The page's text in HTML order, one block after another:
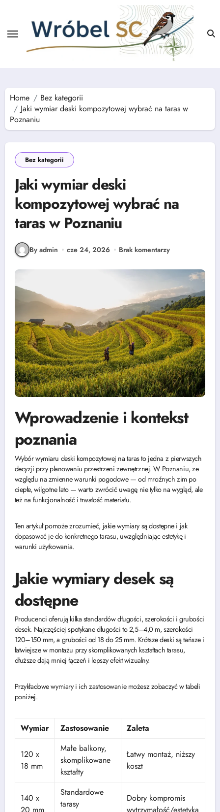
Home
Bez kategorii
Jaki wymiar deski kompozytowej wybrać na taras w
Poznaniu
Bez kategorii
Jaki wymiar deski
kompozytowej wybrać na
taras w Poznaniu
By admin cze 24, 2026 Brak komentarzy
Wprowadzenie i kontekst
poznania
Wybór wymiaru deski kompozytowej na taras to jedna z pierwszych
decyzji przy planowaniu przestrzeni zewnętrznej. W Poznaniu, ze
względu na zmienne warunki pogodowe — od mroźnych zim po
ciepłe, wilgotne lato — warto zwrócić uwagę nie tylko na wygląd, ale
też na funkcjonalność i trwałość materiału.
Ten artykuł pomoże zrozumieć, jakie wymiary są dostępne i jak
dopasować je do konkretnego tarasu, uwzględniając estetykę i
warunki użytkowania.
Jakie wymiary desek są
dostępne
Producenci oferują kilka standardów długości, szerokości i grubości
desek. Najczęściej spotykane długości to 2,5–4,0 m, szerokości
120–150 mm, a grubości od 18 do 25 mm. Krótsze deski są tańsze i
łatwiejsze w montażu przy skomplikowanych kształtach tarasu,
dłuższe dają mniej łączeń i lepszy efekt wizualny.
Przykładowe wymiary i ich zastosowanie możesz zobaczyć w tabeli
poniżej.
Wymiar Zastosowanie Zaleta
120 x
18 mm
Małe balkony,
skomplikowane
kształty
Łatwy montaż, niższy
koszt
140 x
Standardowe
tarasy
Dobry kompromis